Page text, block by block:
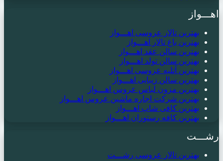
اهـــواز
بهترین تالار عروسی اهـــواز
بهترین باغ تالار اهـــواز
بهترین سالن عقد اهـــواز
بهترین سالن تولد اهـــواز
بهترین آتلیه عروسی اهـــواز
بهترین سالن زیبایی اهـــواز
بهترین مزون لباس عروس اهـــواز
بهترین شرکت اجاره ماشین عروس اهـــواز
بهترین کافی شاپ اهـــواز
بهترین کافه رستوران اهـــواز
رشـــت
بهترین تالار عروسی رشـــت